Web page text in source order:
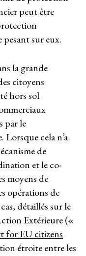
peut être
pesant sur eux.
la grande
citoyens
hors sol
par le
cela n’a
de
et le co-
moyens de
opérations de
détaillés sur le
Extérieure («
for EU citizens
étroite entre les